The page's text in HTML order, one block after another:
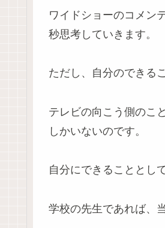
ワイドショーのコメン
秒思考していきます。
ただし、自分のできる
テレビの向こう側のこ
しかいないのです。
自分にできることとし
学校の先生であれば、